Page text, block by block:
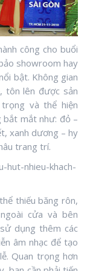
công cho buổi
showroom hay
bật. Không gian
tôn lên được sản
và thể hiện
mắt như: đỏ –
xanh dương – hy
trang trí.
thiếu băng rôn,
cửa và bên
dụng thêm các
âm nhạc để tạo
Quan trọng hơn